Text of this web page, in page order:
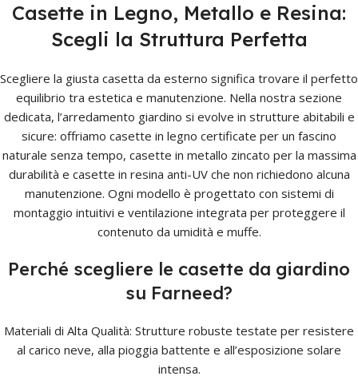
Casette in Legno, Metallo e Resina:
Scegli la Struttura Perfetta
Scegliere la giusta casetta da esterno significa trovare il perfetto
equilibrio tra estetica e manutenzione. Nella nostra sezione
dedicata, l’arredamento giardino si evolve in strutture abitabili e
sicure: offriamo casette in legno certificate per un fascino
naturale senza tempo, casette in metallo zincato per la massima
durabilità e casette in resina anti-UV che non richiedono alcuna
manutenzione. Ogni modello è progettato con sistemi di
montaggio intuitivi e ventilazione integrata per proteggere il
contenuto da umidità e muffe.
Perché scegliere le casette da giardino
su Farneed?
Materiali di Alta Qualità: Strutture robuste testate per resistere
al carico neve, alla pioggia battente e all’esposizione solare
intensa.